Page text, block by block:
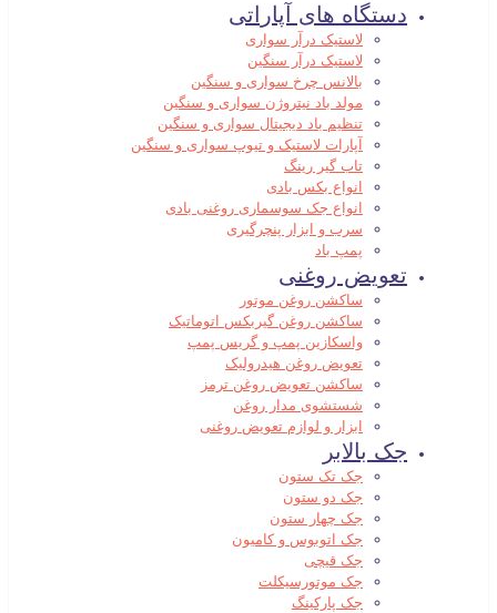
دستگاه های آپاراتی
لاستیک درآر سواری
لاستیک درآر سنگین
بالانس چرخ سواری و سنگین
مولد باد نیتروژن سواری و سنگین
تنظیم باد دیجیتال سواری و سنگین
آپارات لاستیک و تیوپ سواری و سنگین
تاب گیر رینگ
انواع بکس بادی
انواع جک سوسماری روغنی بادی
سرب و ابزار پنچرگیری
پمپ باد
تعویض روغنی
ساکشن روغن موتور
ساکشن روغن گیربکس اتوماتیک
واسکازین پمپ و گریس پمپ
تعویض روغن هیدرولیک
ساکشن تعویض روغن ترمز
شستشوی مدار روغن
ابزار و لوازم تعویض روغنی
جک بالابر
جک تک ستون
جک دو ستون
جک چهار ستون
جک اتوبوس و کامیون
جک قیچی
جک موتورسیکلت
جک پارکینگ